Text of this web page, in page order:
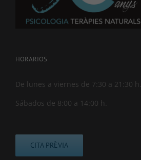
HORARIOS
De lunes a viernes de 7:30 a 21:30 h.
Sábados de 8:00 a 14:00 h.
CITA PRÈVIA